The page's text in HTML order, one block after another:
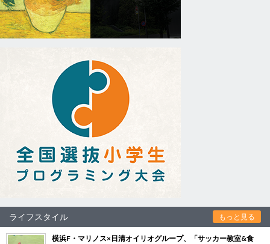
ライフスタイル もっと見る
横浜F・マリノス×日清オイリオグループ、「サッカー教室&食